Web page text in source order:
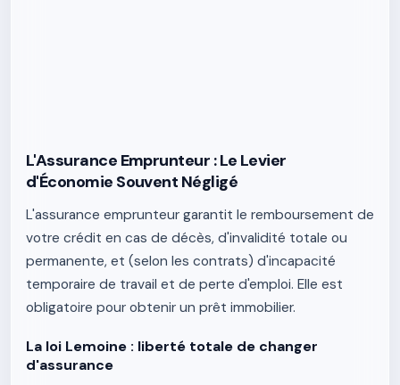
L'Assurance Emprunteur : Le Levier
d'Économie Souvent Négligé
L'assurance emprunteur garantit le remboursement de
votre crédit en cas de décès, d'invalidité totale ou
permanente, et (selon les contrats) d'incapacité
temporaire de travail et de perte d'emploi. Elle est
obligatoire pour obtenir un prêt immobilier.
La loi Lemoine : liberté totale de changer
d'assurance